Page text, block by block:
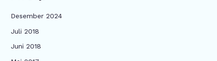
Desember 2024
Juli 2018
Juni 2018